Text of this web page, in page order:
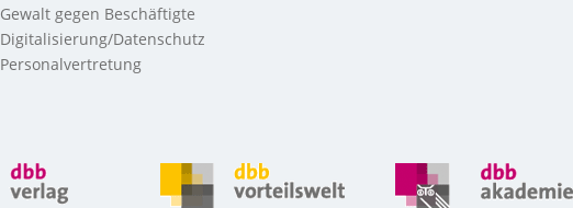
Gewalt gegen Beschäftigte
Digitalisierung/Datenschutz
Personalvertretung